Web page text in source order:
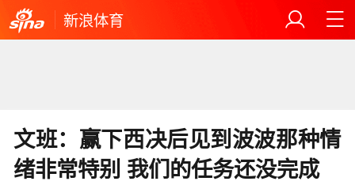
新浪体育
文班：赢下西决后见到波波那种情
绪非常特别 我们的任务还没完成